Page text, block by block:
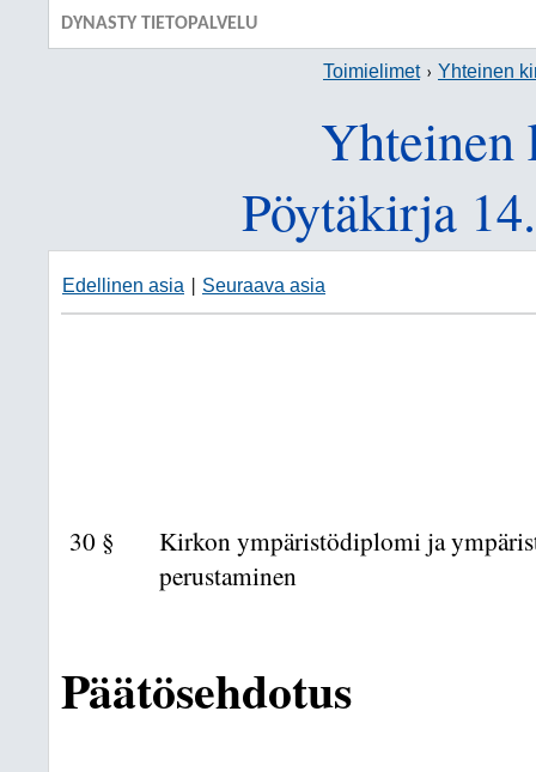
DYNASTY TIETOPALVELU
Toimielimet Yhteinen
Yhteinen
Pöytäkirja
Edellinen asia Seuraava asia
30 §
Kirkon ympäristödiplomi ja
perustaminen
Päätösehdotus